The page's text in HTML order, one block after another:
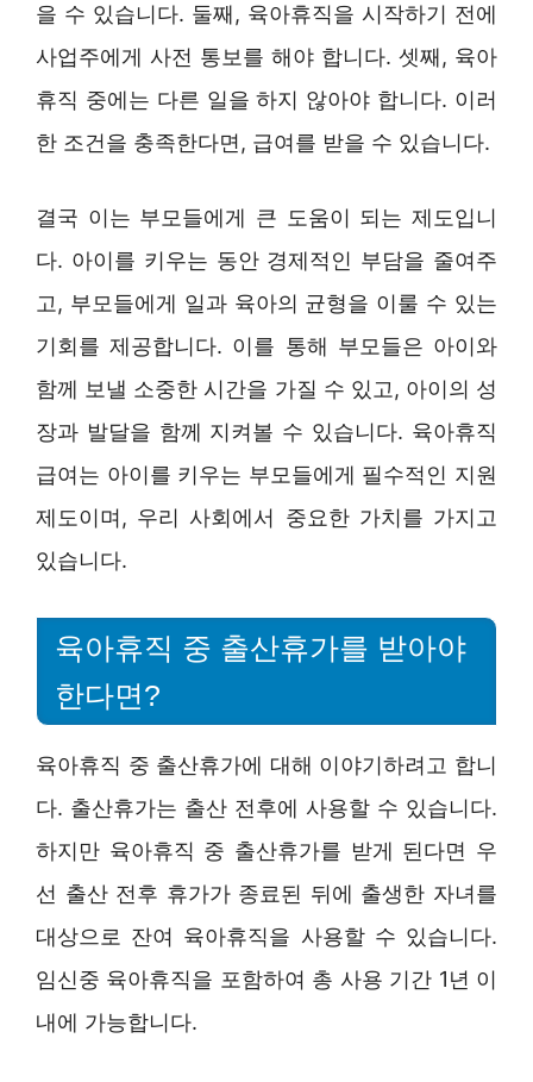
을 수 있습니다. 둘째, 육아휴직을 시작하기 전에
사업주에게 사전 통보를 해야 합니다. 셋째, 육아
휴직 중에는 다른 일을 하지 않아야 합니다. 이러
한 조건을 충족한다면, 급여를 받을 수 있습니다.
결국 이는 부모들에게 큰 도움이 되는 제도입니
다. 아이를 키우는 동안 경제적인 부담을 줄여주
고, 부모들에게 일과 육아의 균형을 이룰 수 있는
기회를 제공합니다. 이를 통해 부모들은 아이와
함께 보낼 소중한 시간을 가질 수 있고, 아이의 성
장과 발달을 함께 지켜볼 수 있습니다. 육아휴직
급여는 아이를 키우는 부모들에게 필수적인 지원
제도이며, 우리 사회에서 중요한 가치를 가지고
있습니다.
육아휴직 중 출산휴가를 받아야
한다면?
육아휴직 중 출산휴가에 대해 이야기하려고 합니
다. 출산휴가는 출산 전후에 사용할 수 있습니다.
하지만 육아휴직 중 출산휴가를 받게 된다면 우
선 출산 전후 휴가가 종료된 뒤에 출생한 자녀를
대상으로 잔여 육아휴직을 사용할 수 있습니다.
임신중 육아휴직을 포함하여 총 사용 기간 1년 이
내에 가능합니다.